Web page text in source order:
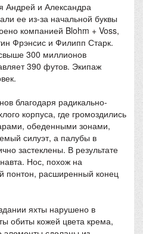
Андрей и Александра
ее из-за начальной буквы
компанией Blohm + Voss,
Фрэнсис и Филипп Старк.
300 миллионов
390 футов. Экипаж
благодаря радикально-
корпуса, где громоздились
обеденными зонами,
силуэт, а палубы в
застеклены. В результате
Нос, похож на
понтон, расширенный конец
яхты нарушено в
обиты кожей цвета крема,